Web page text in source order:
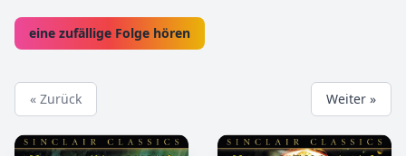
eine zufällige Folge hören
« Zurück Weiter »